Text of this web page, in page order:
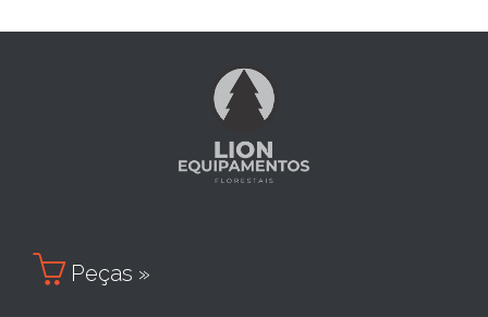
 Peças »